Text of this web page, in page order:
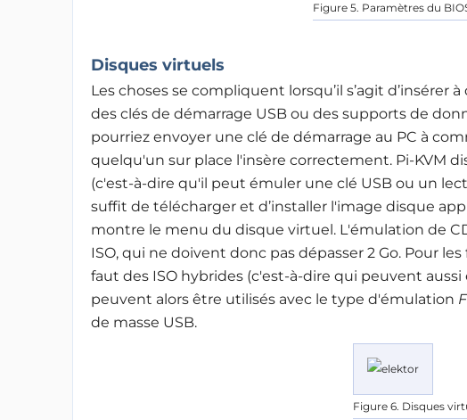
Figure 5. Paramètres du
Disques virtuels
Les choses se compliquent lorsqu’il s’agit
des clés de démarrage USB ou des supports de
pourriez envoyer une clé de démarrage au PC à
quelqu'un sur place l'insère correctement. Pi-KVM
(c'est-à-dire qu'il peut émuler une clé USB ou un
suffit de télécharger et d’installer l'image disque
montre le menu du disque virtuel. L'émulation de
ISO, qui ne doivent donc pas dépasser 2 Go. Pour
faut des ISO hybrides (c'est-à-dire qui peuvent
peuvent alors être utilisés avec le type d'émulation
de masse USB.
Figure 6. Disques